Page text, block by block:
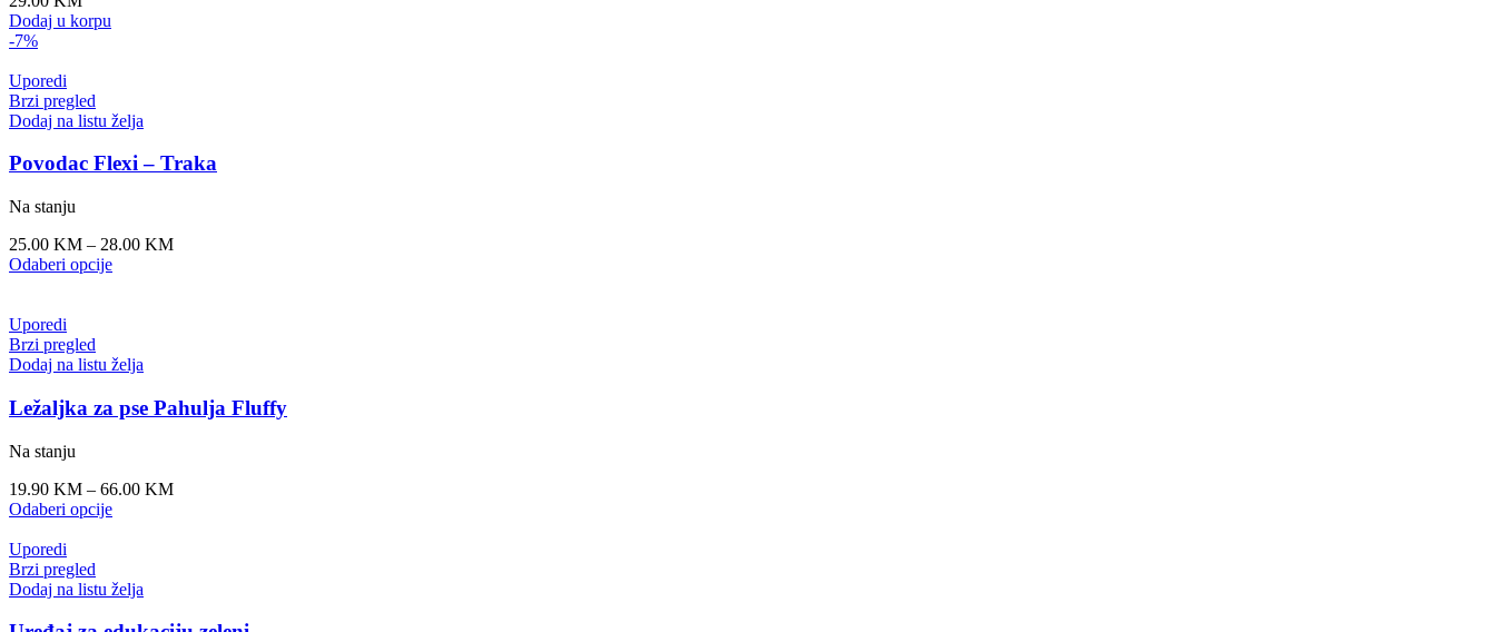
Dodaj u korpu
-7%
Uporedi
Brzi pregled
Dodaj na listu želja
Povodac Flexi – Traka
Na stanju
25.00 KM – 28.00 KM
Odaberi opcije
Uporedi
Brzi pregled
Dodaj na listu želja
Ležaljka za pse Pahulja Fluffy
Na stanju
19.90 KM – 66.00 KM
Odaberi opcije
Uporedi
Brzi pregled
Dodaj na listu želja